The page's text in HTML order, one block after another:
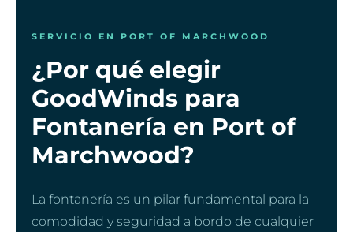
SERVICIO EN PORT OF MARCHWOOD
¿Por qué elegir
GoodWinds para
Fontanería en Port of
Marchwood?
La fontanería es un pilar fundamental para la
comodidad y seguridad a bordo de cualquier